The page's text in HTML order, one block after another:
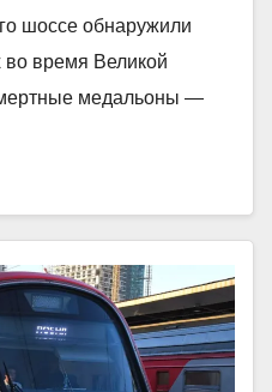
шоссе обнаружили
во время Великой
медальоны —